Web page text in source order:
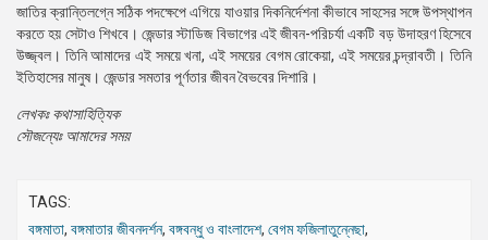
জাতির ক্রান্তিলগ্নে সঠিক পদক্ষেপে এগিয়ে যাওয়ার দিকনির্দেশনা কীভাবে সাহসের সঙ্গে উপস্থাপন
করতে হয় সেটাও শিখবে। জেন্ডার স্টাডিজ বিভাগের এই জীবন-পরিচর্যা একটি বড় উদাহরণ হিসেবে
উজ্জ্বল। তিনি আমাদের এই সময়ে খনা, এই সময়ের বেগম রোকেয়া, এই সময়ের চন্দ্রাবতী। তিনি
ইতিহাসের মানুষ। জেন্ডার সমতার পূর্ণতার জীবন বৈভবের দিশারি।
লেখকঃ কথাসাহিত্যিক
সৌজন্যেঃ আমাদের সময়
TAGS:
বঙ্গমাতা, বঙ্গমাতার জীবনদর্শন, বঙ্গবন্ধু ও বাংলাদেশ, বেগম ফজিলাতুন্নেছা,